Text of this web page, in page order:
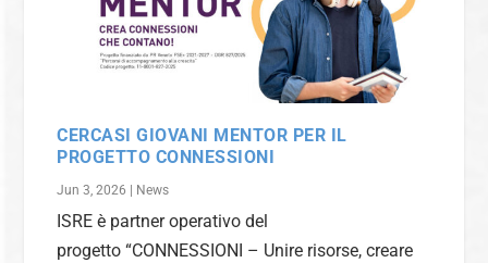
CERCASI GIOVANI MENTOR PER IL
PROGETTO CONNESSIONI
Jun 3, 2026 News
ISRE è partner operativo del
progetto “CONNESSIONI – Unire risorse, creare